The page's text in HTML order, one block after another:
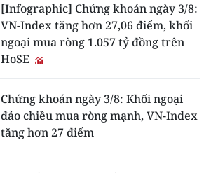
[Infographic] Chứng khoán ngày 3/8:
VN-Index tăng hơn 27,06 điểm, khối
ngoại mua ròng 1.057 tỷ đồng trên
HoSE
Chứng khoán ngày 3/8: Khối ngoại
đảo chiều mua ròng mạnh, VN-Index
tăng hơn 27 điểm